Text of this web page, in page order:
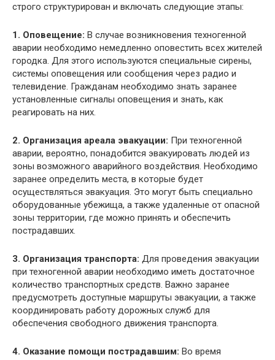
строго структурирован и включать следующие этапы:
1. Оповещение: В случае возникновения техногенной
аварии необходимо немедленно оповестить всех жителей
городка. Для этого используются специальные сирены,
системы оповещения или сообщения через радио и
телевидение. Гражданам необходимо знать заранее
установленные сигналы оповещения и знать, как
реагировать на них.
2. Организация ареала эвакуации: При техногенной
аварии, вероятно, понадобится эвакуировать людей из
зоны возможного аварийного воздействия. Необходимо
заранее определить места, в которые будет
осуществляться эвакуация. Это могут быть специально
оборудованные убежища, а также удаленные от опасной
зоны территории, где можно принять и обеспечить
пострадавших.
3. Организация транспорта: Для проведения эвакуации
при техногенной аварии необходимо иметь достаточное
количество транспортных средств. Важно заранее
предусмотреть доступные маршруты эвакуации, а также
координировать работу дорожных служб для
обеспечения свободного движения транспорта.
4. Оказание помощи пострадавшим: Во время